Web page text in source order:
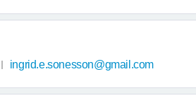
ingrid.e.sonesson@gmail.com